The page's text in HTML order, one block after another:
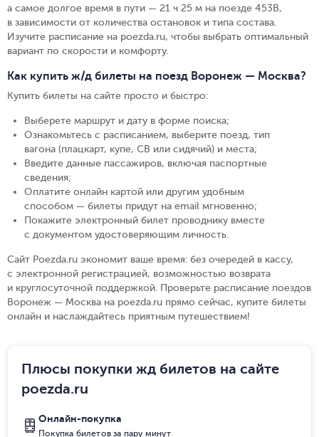
а самое долгое время в пути — 21 ч 25 м на поезде 453В,
в зависимости от количества остановок и типа состава.
Изучите расписание на poezda.ru, чтобы выбрать оптимальный
вариант по скорости и комфорту.
Как купить ж/д билеты на поезд Воронеж — Москва?
Купить билеты на сайте просто и быстро:
Выберете маршрут и дату в форме поиска;
Ознакомьтесь с расписанием, выберите поезд, тип
вагона (плацкарт, купе, СВ или сидячий) и места;
Введите данные пассажиров, включая паспортные
сведения;
Оплатите онлайн картой или другим удобным
способом — билеты придут на email мгновенно;
Покажите электронный билет проводнику вместе
с документом удостоверяющим личность.
Сайт Poezda.ru экономит ваше время: без очередей в кассу,
с электронной регистрацией, возможностью возврата
и круглосуточной поддержкой. Проверьте расписание поездов
Воронеж — Москва на poezda.ru прямо сейчас, купите билеты
онлайн и наслаждайтесь приятным путешествием!
Плюсы покупки жд билетов на сайте
poezda.ru
Онлайн-покупка
Покупка билетов за пару минут